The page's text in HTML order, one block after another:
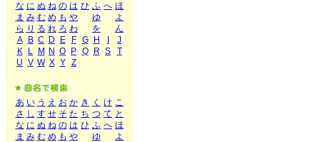
な に ぬ ね の は ひ ふ へ ほ
ま み む め も や ゆ
よ
ら り る れ ろ わ を
ん
A
B C D E F G H
J
K
L M N O P Q R S
T
U V W X Y Z
あ い う え お か き く け こ
さ し す せ そ た ち つ て と
な に ぬ ね の は ひ ふ へ ほ
ま み む め も や ゆ
よ